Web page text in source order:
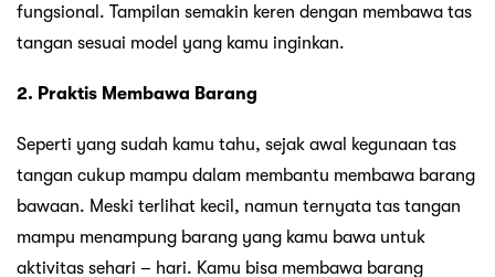
fungsional. Tampilan semakin keren dengan membawa tas
tangan sesuai model yang kamu inginkan.
2. Praktis Membawa Barang
Seperti yang sudah kamu tahu, sejak awal kegunaan tas
tangan cukup mampu dalam membantu membawa barang
bawaan. Meski terlihat kecil, namun ternyata tas tangan
mampu menampung barang yang kamu bawa untuk
aktivitas sehari – hari. Kamu bisa membawa barang